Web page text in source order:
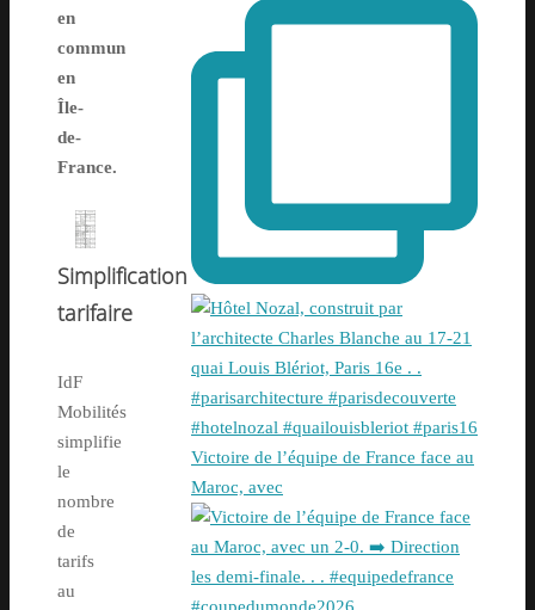
en
commun
en
Île-
de-
France.
Simplification
tarifaire
IdF
Mobilités
simplifie
le
nombre
de
tarifs
au
Victoire de l’équipe de France face au
Maroc, avec